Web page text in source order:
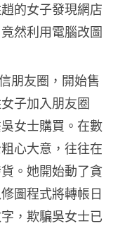
的女子發現網店
然利用電腦改圖
朋友圈，開始售
子加入朋友圈
女士購買。在數
心大意，往往在
。她開始動了貪
圖程式將轉帳日
，欺騙吳女士已